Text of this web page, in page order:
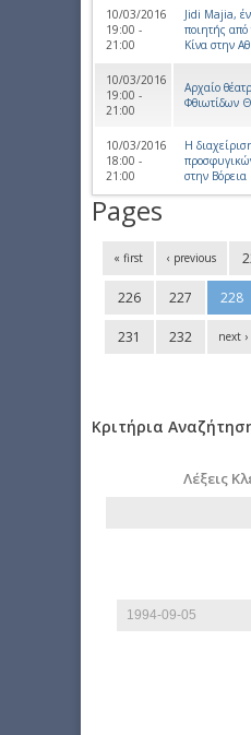
10/03/2016
19:00 -
21:00
Jidi Majia,
ποιητής από
Κίνα στην
10/03/2016
19:00 -
21:00
Aρχαίο
Φθιωτίδων
10/03/2016
18:00 -
21:00
H
στην Βόρεια
Pages
« first ‹ previous
226 227 228
231 232 next ›
Κριτήρια
Λέξεις